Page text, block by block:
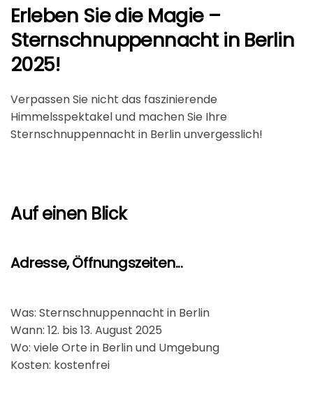
Erleben Sie die Magie –
Sternschnuppennacht in Berlin
2025!
Verpassen Sie nicht das faszinierende
Himmelsspektakel und machen Sie Ihre
Sternschnuppennacht in Berlin unvergesslich!
Auf einen Blick
Adresse, Öffnungszeiten...
Was: Sternschnuppennacht in Berlin
Wann: 12. bis 13. August 2025
Wo: viele Orte in Berlin und Umgebung
Kosten: kostenfrei